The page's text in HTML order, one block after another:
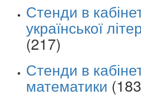
Стенди в
української
(217)
Стенди в
математики